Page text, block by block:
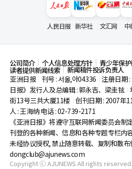
人民日报 新华社 文汇网 中
公司简介 个人信息处理方针 青少年保
读者提供新闻线索
新闻稿件投诉负责人
亚洲日报
刊号 : 서울,아04336 注册日期
日报》发行人及总编辑 : 郭永吉、梁圭铉
街13号三共大厦11楼 创刊日期 : 2007年
人 : 王海纳 电话 : 02-739-2171
《亚洲日报》将遵守互联网新闻委员会制
刊登的各种新闻、信息和各种专题专栏内
未经协议授权, 禁止随意转载、复制和散布
dongclub@ajunews.com
Copyright ⓒ AJUNEWS All rights reserved.